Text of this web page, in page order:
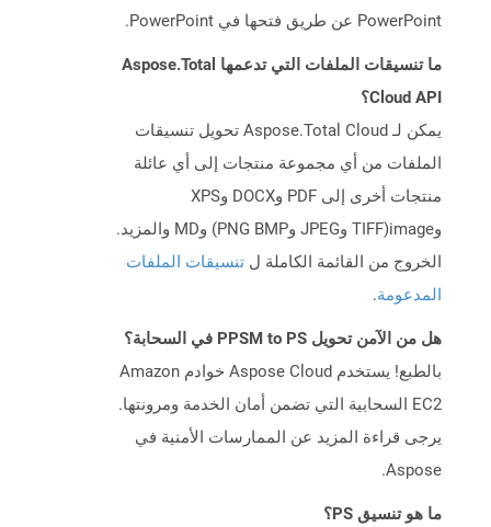
PowerPoint عن طريق فتحها في PowerPoint.
ما تنسيقات الملفات التي تدعمها Aspose.Total
Cloud API؟
يمكن لـ Aspose.Total Cloud تحويل تنسيقات
الملفات من أي مجموعة منتجات إلى أي عائلة
منتجات أخرى إلى PDF وDOCX وXPS
وimage(TIFF وJPEG وPNG BMP) وMD والمزيد.
الخروج من القائمة الكاملة ل تنسيقات الملفات
المدعومة.
هل من الآمن تحويل PPSM to PS في السحابة؟
بالطبع! يستخدم Aspose Cloud خوادم Amazon
EC2 السحابية التي تضمن أمان الخدمة ومرونتها.
يرجى قراءة المزيد عن الممارسات الأمنية في
Aspose.
ما هو تنسيق PS؟